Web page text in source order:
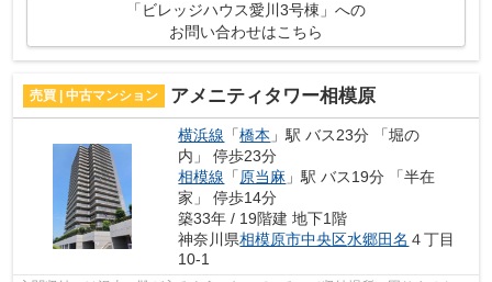
「ビレッジハウス愛川3号棟」への
お問い合わせはこちら
売買 | 中古マンション アメニティタワー相模原
横浜線 「橋本 」駅 バス23分 「堀の
内」 停歩23分
相模線 「 原当麻 」駅 バス19分 「半在
家」 停歩14分
築33年 / 19階建 地下1階
神奈川県相模原市中央区水郷田名 ４丁目
10-1